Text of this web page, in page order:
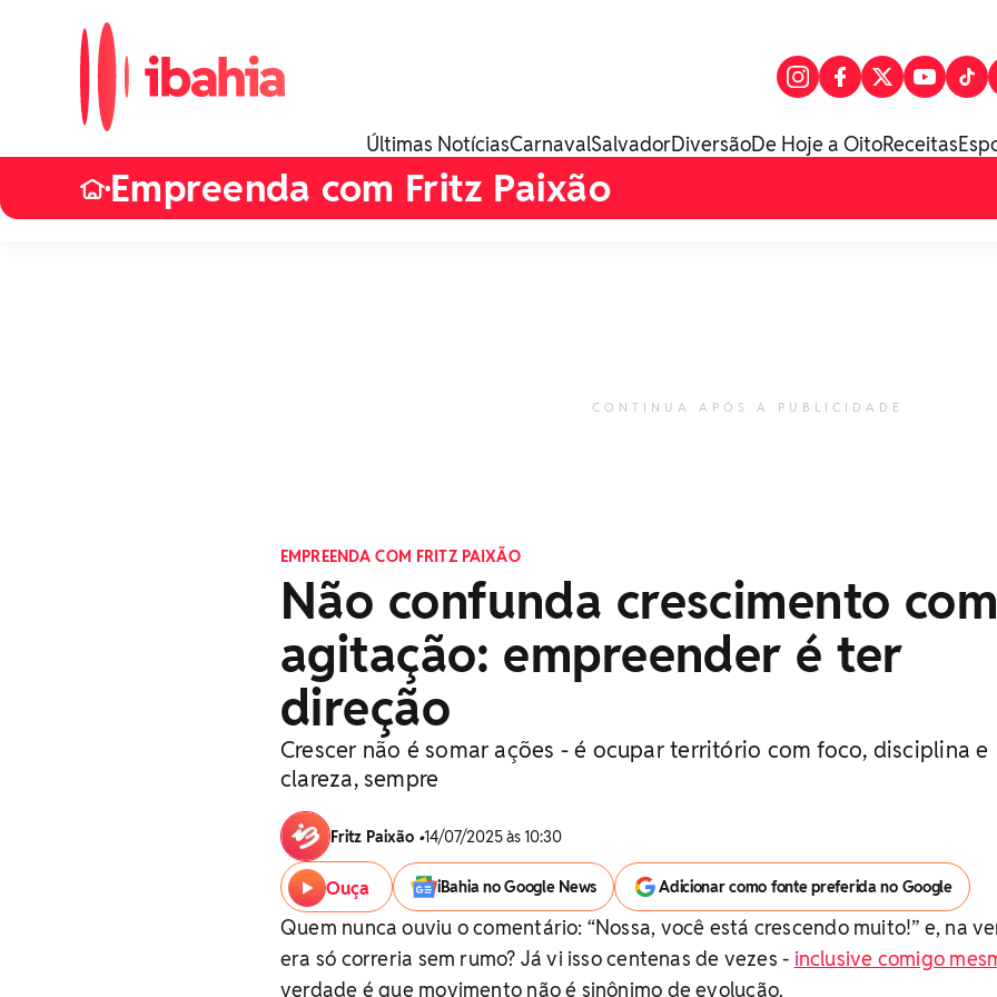
Últimas NotíciasCarnavalSalvadorDiversãoDe Hoje a OitoReceitas
•Empreenda com Fritz Paixão
CONTINUA APÓS A PUBLICIDADE
EMPREENDA COM FRITZ PAIXÃO
Não confunda crescimento com
agitação: empreender é ter
direção
Crescer não é somar ações - é ocupar território com foco, disciplina e
clareza, sempre
Fritz Paixão •14/07/2025 às 10:30
Ouça iBahia no Google News Adicionar como fonte preferida no Google
Quem nunca ouviu o comentário: “Nossa, você está crescendo muito!” e, na
era só correria sem rumo? Já vi isso centenas de vezes - inclusive comigo
verdade é que movimento não é sinônimo de evolução.